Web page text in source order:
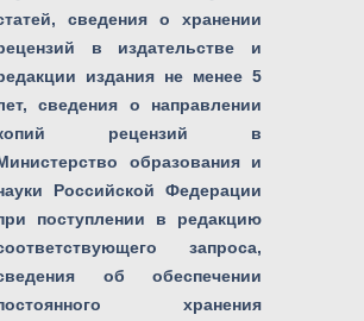
сведения о хранении
в издательстве и
издания не менее 5
сведения о направлении
рецензий в
образования и
Российской Федерации
поступлении в редакцию
запроса,
об обеспечении
хранения